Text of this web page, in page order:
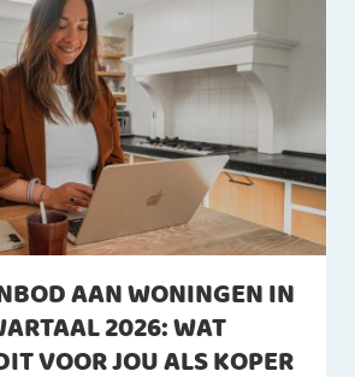
AAN WONINGEN IN
2026: WAT
VOOR JOU ALS KOPER